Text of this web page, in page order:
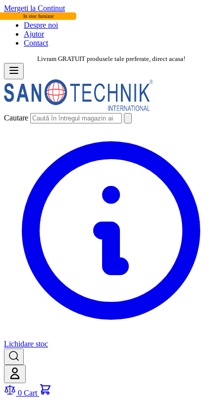
Mergeti la Continut
Despre noi
Ajutor
Contact
Livram GRATUIT produsele tale preferate, direct acasa!
Cautare
Lichidare stoc
0 Cart
In stoc furnizor
In stoc furnizor